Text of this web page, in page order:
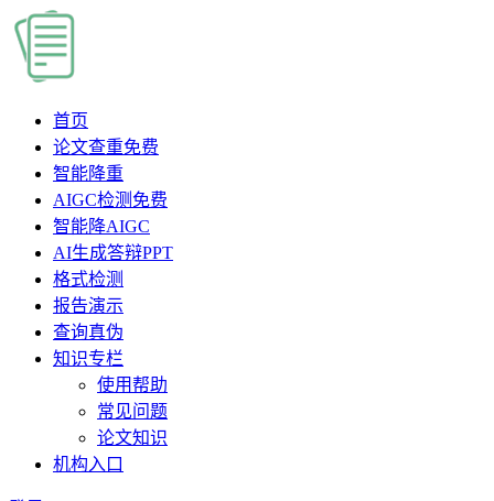
首页
论文查重免费
智能降重
AIGC检测 免费
智能降AIGC
AI生成答辩PPT
格式检测
报告演示
查询真伪
知识专栏
使用帮助
常见问题
论文知识
机构入口